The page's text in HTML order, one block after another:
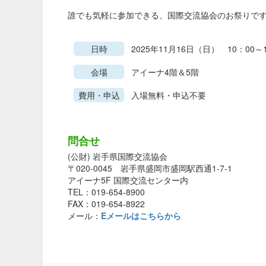
誰でも気軽に参加できる、国際交流協会のお祭りです
日時
2025年11月16日（日） 10：00～
会場
アイーナ4階＆5階
費用・申込
入場無料・申込不要
問合せ
(公財) 岩手県国際交流協会
〒020-0045 岩手県盛岡市盛岡駅西通1-7-1
アイーナ5F 国際交流センター内
TEL：019-654-8900
FAX：019-654-8922
メール： Eメールはこちらから